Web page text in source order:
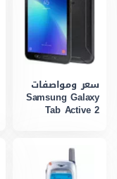
سعر ومواصفات
Samsung Galaxy
Tab Active 2